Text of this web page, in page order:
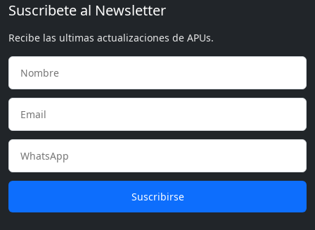
Suscribete al Newsletter
Recibe las ultimas actualizaciones de APUs.
Suscribirse